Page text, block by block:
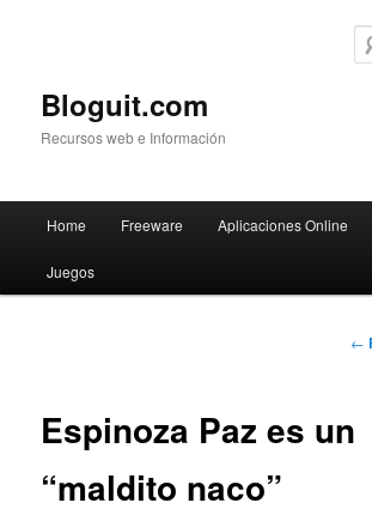
Bloguit.com
Recursos web e Información
Skip
to
Home Freeware Aplicaciones Online
Juegos
←
Espinoza Paz es un
“maldito naco”